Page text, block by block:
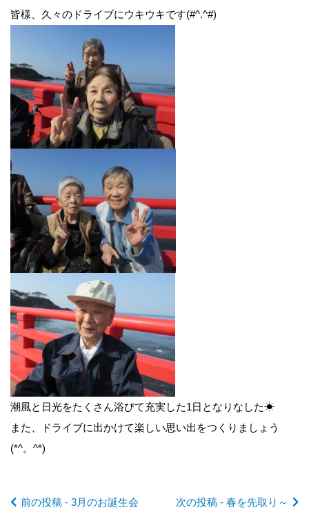
皆様、久々のドライブにウキウキです(#^.^#)
潮風と日光をたくさん浴びて充実した1日となりなした☀
また、ドライブに出かけて楽しい思い出をつくりましょう
(*^。^*)
前
後
の
記
前の投稿 - 3月のお誕生会 次の投稿 - 春を先取り～